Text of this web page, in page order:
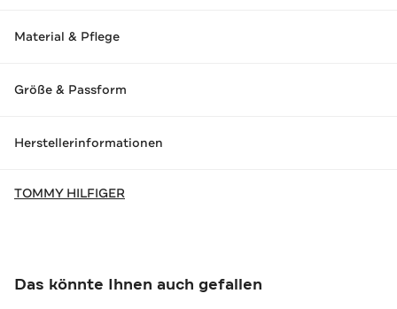
Material & Pflege
Größe & Passform
Herstellerinformationen
TOMMY HILFIGER
Das könnte Ihnen auch gefallen